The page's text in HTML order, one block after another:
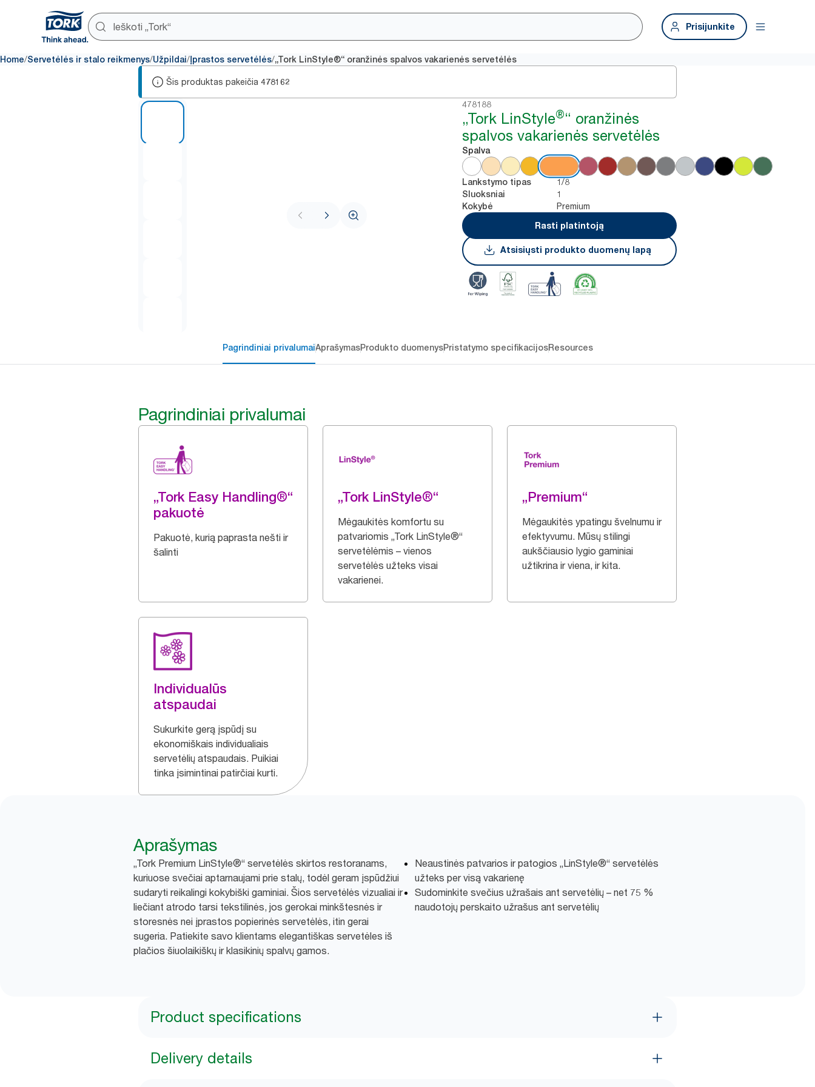
Prisijunkite
Home/Servetėlės ir stalo reikmenys/Užpildai/ Įprastos servetėlės/„Tork LinStyle®“ oranžinės spalvos vakarienės servetėlės
Šis produktas pakeičia 478162
478188
„Tork LinStyle®“ oranžinės
spalvos vakarienės servetėlės
Spalva
Lankstymo tipas 1/8
Sluoksniai 1
Kokybė
Premium
Rasti platintoją
Atsisiųsti produkto duomenų lapą
Pagrindiniai privalumaiAprašymasProdukto duomenysPristatymo specifikacijosResources
Pagrindiniai privalumai
„Tork Easy Handling®“
pakuotė
Pakuotė, kurią paprasta nešti ir
šalinti
„Tork LinStyle®“
Mėgaukitės komfortu su
patvariomis „Tork LinStyle®“
servetėlėmis – vienos
servetėlės užteks visai
vakarienei.
„Premium“
Mėgaukitės ypatingu švelnumu ir
efektyvumu. Mūsų stilingi
aukščiausio lygio gaminiai
užtikrina ir viena, ir kita.
Individualūs
atspaudai
Sukurkite gerą įspūdį su
ekonomiškais individualiais
servetėlių atspaudais. Puikiai
tinka įsimintinai patirčiai kurti.
Aprašymas
„Tork Premium LinStyle®“ servetėlės skirtos restoranams,
kuriuose svečiai aptarnaujami prie stalų, todėl geram įspūdžiui
sudaryti reikalingi kokybiški gaminiai. Šios servetėlės vizualiai ir
liečiant atrodo tarsi tekstilinės, jos gerokai minkštesnės ir
storesnės nei įprastos popierinės servetėlės, itin gerai
sugeria. Patiekite savo klientams elegantiškas servetėles iš
plačios šiuolaikiškų ir klasikinių spalvų gamos.
Neaustinės patvarios ir patogios „LinStyle®“ servetėlės
užteks per visą vakarienę
Sudominkite svečius užrašais ant servetėlių – net 75 %
naudotojų perskaito užrašus ant servetėlių
Product specifications
Delivery details